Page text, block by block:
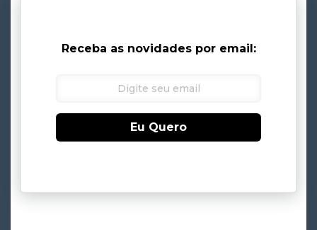
Receba as novidades por email:
Eu Quero